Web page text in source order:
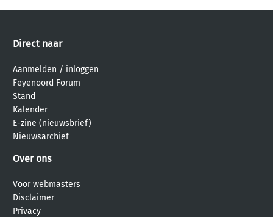
Direct naar
Aanmelden / inloggen
Feyenoord Forum
Stand
Kalender
E-zine (nieuwsbrief)
Nieuwsarchief
Over ons
Voor webmasters
Disclaimer
Privacy